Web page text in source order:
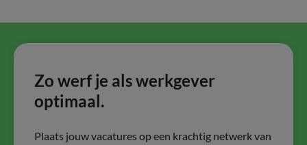
Zo werf je als werkgever
optimaal.
Plaats jouw vacatures op een krachtig netwerk van